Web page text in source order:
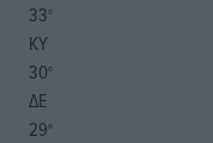
33°
ΚΥ
30°
ΔΕ
29°